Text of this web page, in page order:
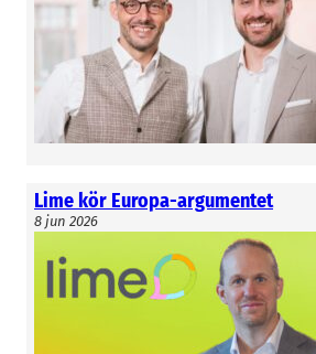
Lime kör Europa-argumentet
8 jun 2026